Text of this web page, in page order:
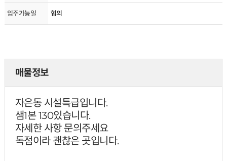
입주가능일 협의
매물정보
자은동 시설특급입니다.
샘1본 130있습니다.
자세한 사항 문의주세요
독점이라 괜찮은 곳입니다.